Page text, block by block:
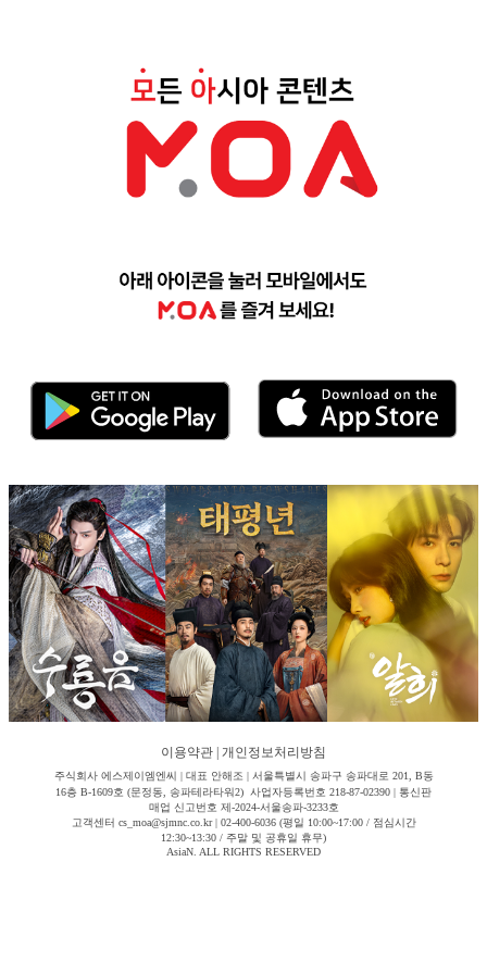
이용약관 개인정보처리방침
주식회사 에스제이엠엔씨 | 대표 안해조 | 서울특별시 송파구 송파대로 201, B동
16층 B-1609호 (문정동, 송파테라타워2) 사업자등록번호 218-87-02390 | 통신판
매업 신고번호 제-2024-서울송파-3233호
고객센터 cs_moa@sjmnc.co.kr | 02-400-6036 (평일 10:00~17:00 / 점심시간
12:30~13:30 / 주말 및 공휴일 휴무)
AsiaN. ALL RIGHTS RESERVED